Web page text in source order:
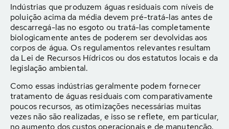
Indústrias que produzem águas residuais com níveis de
poluição acima da média devem pré-tratá-las antes de
descarregá-las no esgoto ou tratá-las completamente
biologicamente antes de poderem ser devolvidas aos
corpos de água. Os regulamentos relevantes resultam
da Lei de Recursos Hídricos ou dos estatutos locais e da
legislação ambiental.
Como essas indústrias geralmente podem fornecer
tratamento de águas residuais com comparativamente
poucos recursos, as otimizações necessárias muitas
vezes não são realizadas, e isso se reflete, em particular,
no aumento dos custos operacionais e de manutenção.